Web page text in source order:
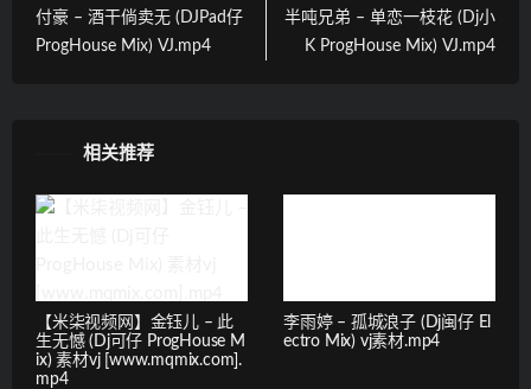
付豪 – 酒干倘卖无 (DJPad仔
ProgHouse Mix) VJ.mp4
半吨兄弟 – 单恋一枝花 (Dj小
K ProgHouse Mix) VJ.mp4
相关推荐
【米柒视频网】金钰儿 – 此
生无憾 (Dj可仔 ProgHouse M
ix) 素材vj [www.mqmix.com].
mp4
李雨婷 – 孤城浪子 (Dj闽仔 El
ectro Mix) vj素材.mp4